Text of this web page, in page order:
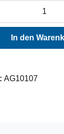
Gib den
In den
AG10107